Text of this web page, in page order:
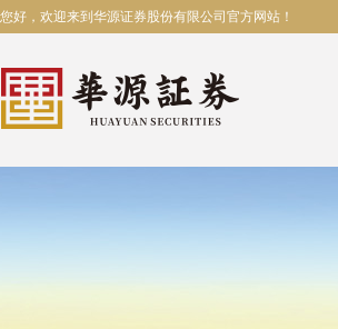
您好，欢迎来到华源证券股份有限公司官方网站！